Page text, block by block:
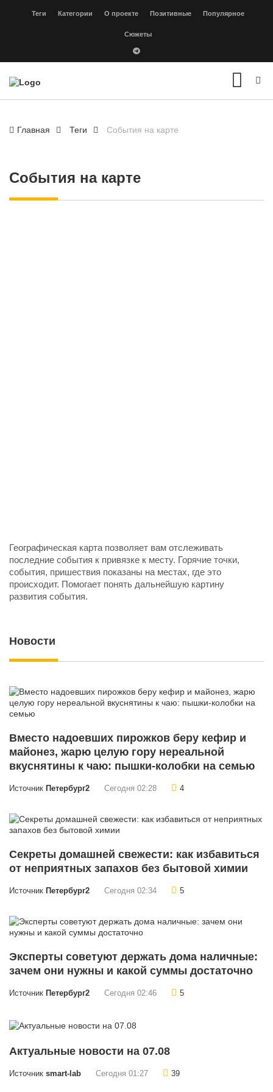
Теги Категории О проекте Позитивные Популярное
Сюжеты
Главная Теги События на карте
События на карте
Географическая карта позволяет вам отслеживать
последние события к привязке к месту. Горячие точки,
события, пришествия показаны на местах, где это
происходит. Помогает понять дальнейшую картину
развития события.
Новости
Вместо надоевших пирожков беру кефир и
майонез, жарю целую гору нереальной
вкуснятины к чаю: пышки-колобки на семью
Источник Петербург2 Сегодня 02:28 4
Секреты домашней свежести: как избавиться
от неприятных запахов без бытовой химии
Источник Петербург2 Сегодня 02:34 5
Эксперты советуют держать дома наличные:
зачем они нужны и какой суммы достаточно
Источник Петербург2 Сегодня 02:46 5
Актуальные новости на 07.08
Источник smart-lab Сегодня 01:27 39